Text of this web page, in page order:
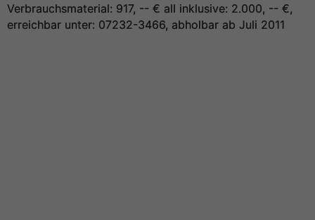
Verbrauchsmaterial: 917, -- € all inklusive: 2.000, -- €,
erreichbar unter: 07232-3466, abholbar ab Juli 2011